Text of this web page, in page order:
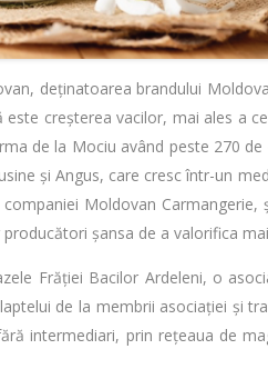
deținatoarea brandului
creșterea vacilor, mai ales a
de la Mociu având peste 270 de
și Angus, care cresc într-un
Moldovan Carmangerie,
șansa de a valorifica
Frăției Bacilor Ardeleni, o
de la membrii asociației și
intermediari, prin rețeaua de